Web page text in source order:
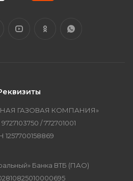
ГАЗОВАЯ КОМПАНИЯ»
/ 772701001
1257700158869
Банка ВТБ (ПАО)